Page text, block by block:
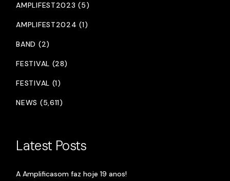
AMPLIFEST2023 (5)
AMPLIFEST2024 (1)
BAND (2)
FESTIVAL (28)
FESTIVAL (1)
NEWS (5,611)
Latest Posts
A Amplificasom faz hoje 19 anos!